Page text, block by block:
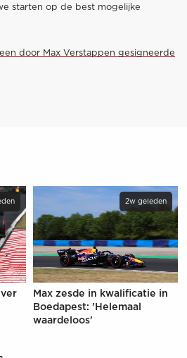
starten op de best mogelijke
door Max Verstappen gesigneerde
2w geleden
Max zesde in kwalificatie in
Boedapest: 'Helemaal
waardeloos'